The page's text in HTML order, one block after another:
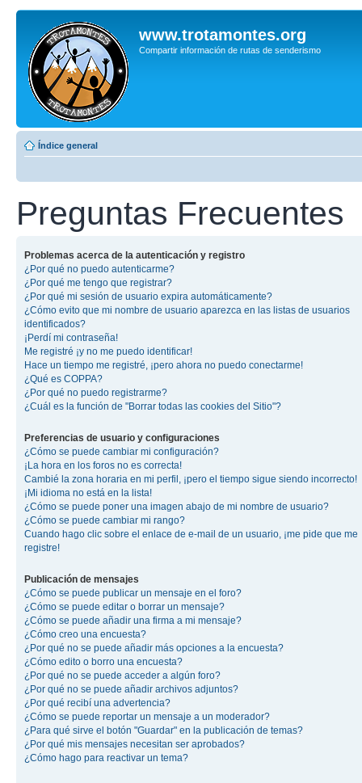
www.trotamontes.org
Compartir información de rutas de senderismo
Índice general
Preguntas Frecuentes
Problemas acerca de la autenticación y registro
¿Por qué no puedo autenticarme?
¿Por qué me tengo que registrar?
¿Por qué mi sesión de usuario expira automáticamente?
¿Cómo evito que mi nombre de usuario aparezca en las listas de usuarios
identificados?
¡Perdí mi contraseña!
Me registré ¡y no me puedo identificar!
Hace un tiempo me registré, ¡pero ahora no puedo conectarme!
¿Qué es COPPA?
¿Por qué no puedo registrarme?
¿Cuál es la función de "Borrar todas las cookies del Sitio"?
Preferencias de usuario y configuraciones
¿Cómo se puede cambiar mi configuración?
¡La hora en los foros no es correcta!
Cambié la zona horaria en mi perfil, ¡pero el tiempo sigue siendo incorrecto!
¡Mi idioma no está en la lista!
¿Cómo se puede poner una imagen abajo de mi nombre de usuario?
¿Cómo se puede cambiar mi rango?
Cuando hago clic sobre el enlace de e-mail de un usuario, ¡me pide que me
registre!
Publicación de mensajes
¿Cómo se puede publicar un mensaje en el foro?
¿Cómo se puede editar o borrar un mensaje?
¿Cómo se puede añadir una firma a mi mensaje?
¿Cómo creo una encuesta?
¿Por qué no se puede añadir más opciones a la encuesta?
¿Cómo edito o borro una encuesta?
¿Por qué no se puede acceder a algún foro?
¿Por qué no se puede añadir archivos adjuntos?
¿Por qué recibí una advertencia?
¿Cómo se puede reportar un mensaje a un moderador?
¿Para qué sirve el botón "Guardar" en la publicación de temas?
¿Por qué mis mensajes necesitan ser aprobados?
¿Cómo hago para reactivar un tema?